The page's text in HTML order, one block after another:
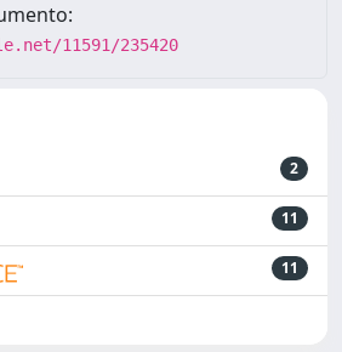
11591/235420
2
11
11